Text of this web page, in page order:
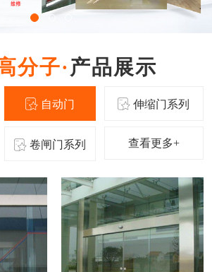
产品展示
自动门 伸缩门系列
卷闸门系列 查看更多+